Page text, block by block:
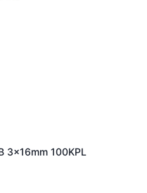
3x16mm 100KPL